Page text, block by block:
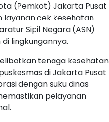
(Pemkot) Jakarta Pusat
layanan cek kesehatan
Sipil Negara (ASN)
lingkungannya.
tenaga kesehatan
di Jakarta Pusat
dengan suku dinas
pelayanan